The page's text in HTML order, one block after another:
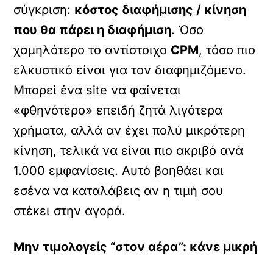
σύγκριση: κόστος διαφήμισης / κίνηση
που θα πάρει η διαφήμιση. Όσο
χαμηλότερο το αντίστοιχο CPM, τόσο πιο
ελκυστικό είναι για τον διαφημιζόμενο.
Μπορεί ένα site να φαίνεται
«φθηνότερο» επειδή ζητά λιγότερα
χρήματα, αλλά αν έχει πολύ μικρότερη
κίνηση, τελικά να είναι πιο ακριβό ανά
1.000 εμφανίσεις. Αυτό βοηθάει και
εσένα να καταλάβεις αν η τιμή σου
στέκει στην αγορά.
Μην τιμολογείς “στον αέρα”: κάνε μικρή